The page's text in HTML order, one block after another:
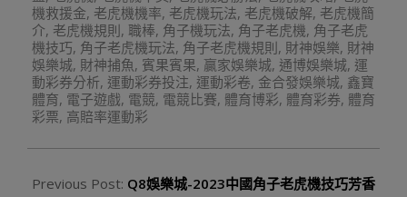
機救援金, 老虎機機率, 老虎機玩法, 老虎機破解, 老虎機簡
介, 老虎機規則, 職棒, 角子機玩法, 角子老虎機, 角子老虎
機技巧, 角子老虎機玩法, 角子老虎機規則, 財神娛樂, 財神
娛樂城, 財神捕魚, 賓果賓果, 贏家娛樂城, 通博娛樂城, 運
動彩券分析, 運動彩券投注, 運動彩卷, 金合發娛樂城, 鑫寶
體育, 電子遊戲, 電競, 電競比賽, 體育博彩, 體育彩券, 體育
彩票, 高賠率運動彩
Previous Post: Q8娛樂城-2023中國角子老虎機技巧芳香